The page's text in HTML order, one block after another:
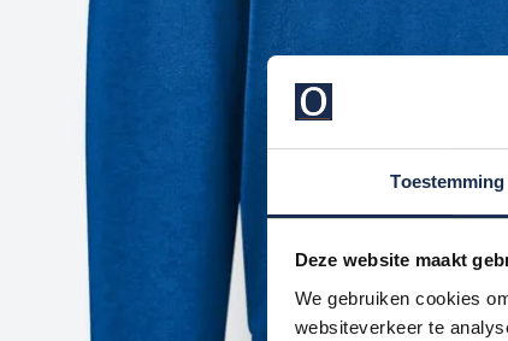
Toestemming
Deze website maakt
We gebruiken cookies
websiteverkeer te